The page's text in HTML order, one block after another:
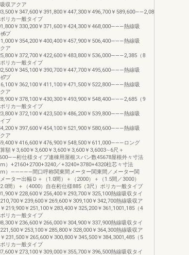
6
7
収アクア
￥347,600￥391,800￥447,300￥496,700￥589,600――2,085（7
リカ一般タイプ
￥330,200￥371,600￥424,300￥468,000―――熱線吸
プ
￥354,200￥400,400￥457,900￥506,400―――熱線吸
ア
￥372,700￥422,600￥483,800￥536,000―――2,385（8
リカ一般タイプ
￥345,100￥390,700￥447,700￥495,600―――熱線吸
プ
￥362,100￥411,100￥471,500￥522,800―――熱線吸
ア
￥378,100￥430,300￥493,900￥548,400―――2,685（9
リカ一般タイプ
￥372,100￥423,500￥486,200￥539,800―――熱線吸
プ
￥397,600￥454,100￥521,900￥580,600―――熱線吸
ア
￥416,600￥476,900￥548,500￥611,000―――ロング
額￥3,600￥3,600￥3,600￥3,600￥3,6003∼6尺＋
桁仕様タイプ連棟用屋根スパン数45678屋根外々寸法
）+2160+2700+3240／+3240+3780+4320柱芯々寸法
）―――――間口呼称関東間メーター関東間／メーター関
ーター出幅Ｄ＋（1.0間）＋（2000）＋（1.5間／3000）
間）＋（4000）自在桁仕様885（3尺）ポリカ一般タイプ
￥228,600￥256,400￥293,700￥325,100熱線吸収タイ
￥239,600￥269,600￥309,100￥342,700熱線吸収ア
219,900￥251,100￥283,400￥325,200￥361,1001,185（4
リカ一般タイプ
￥236,600￥266,000￥304,900￥337,900熱線吸収タイ
￥253,100￥285,800￥328,000￥364,300熱線吸収ア
231,500￥265,600￥300,800￥345,500￥384,3001,485（5
リカ一般タイプ
￥273,100￥309,000￥355,700￥396,500熱線吸収タイ